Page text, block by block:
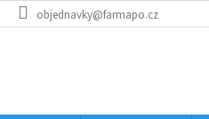
objednavky@farmapo.cz